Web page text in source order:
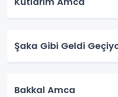
Şaka Gibi Geldi
Bakkal Amca